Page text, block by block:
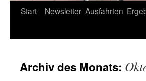
Start Newsletter Ausfahrten
Archiv des Monats: